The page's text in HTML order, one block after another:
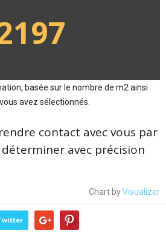
basée sur le nombre de m2 ainsi
avez sélectionnés.
contact avec vous par
avec précision
Chart byVisualizer